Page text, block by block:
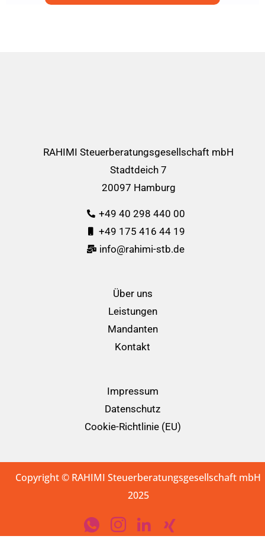
RAHIMI Steuerberatungsgesellschaft mbH
Stadtdeich 7
20097 Hamburg
+49 40 298 440 00
+49 175 416 44 19
info@rahimi-stb.de
Über uns
Leistungen
Mandanten
Kontakt
Impressum
Datenschutz
Cookie-Richtlinie (EU)
Copyright © RAHIMI Steuerberatungsgesellschaft mbH
2025